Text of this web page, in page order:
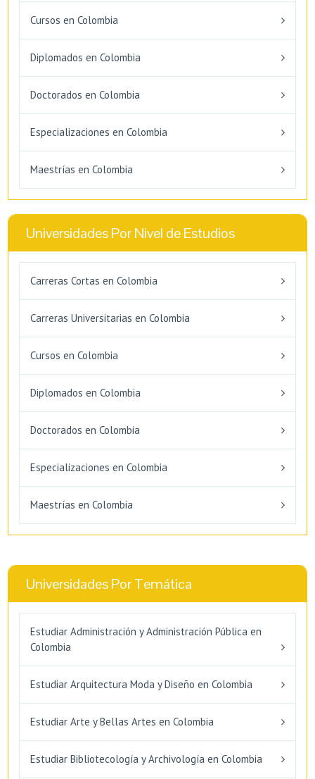
Cursos en Colombia
Diplomados en Colombia
Doctorados en Colombia
Especializaciones en Colombia
Maestrías en Colombia
Universidades Por Nivel de Estudios
Carreras Cortas en Colombia
Carreras Universitarias en Colombia
Cursos en Colombia
Diplomados en Colombia
Doctorados en Colombia
Especializaciones en Colombia
Maestrías en Colombia
Universidades Por Temática
Estudiar Administración y Administración Pública en
Colombia
Estudiar Arquitectura Moda y Diseño en Colombia
Estudiar Arte y Bellas Artes en Colombia
Estudiar Bibliotecología y Archivología en Colombia